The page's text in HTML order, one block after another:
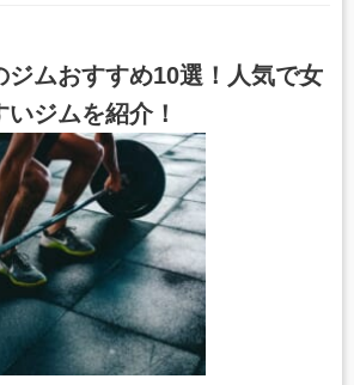
ジムおすすめ10選！人気で女
ジムを紹介！